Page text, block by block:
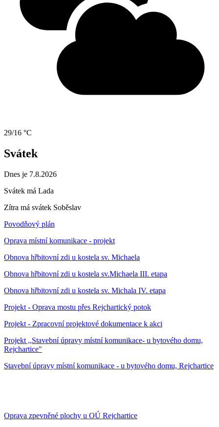
29/16 °C
Svátek
Dnes je 7.8.2026
Svátek má Lada
Zítra má svátek Soběslav
Povodňový plán
Oprava místní komunikace - projekt
Obnova hřbitovní zdi u kostela sv. Michaela
Obnova hřbitovní zdi u kostela sv.Michaela III. etapa
Obnova hřbitovní zdi u kostela sv. Michala IV. etapa
Projekt - Oprava mostu přes Rejchartický potok
Projekt - Zpracovní projektové dokumentace k akci
Projekt ,,Stavební úpravy místní komunikace- u bytového domu,
Rejchartice"
Stavební úpravy místní komunikace - u bytového domu, Rejchartice
Oprava zpevněné plochy u OÚ Rejchartice